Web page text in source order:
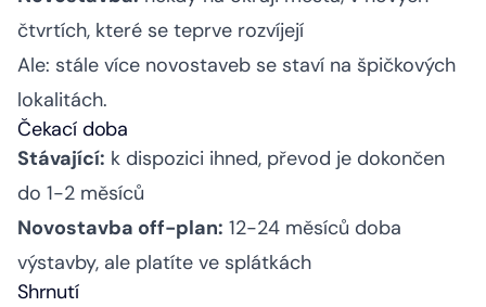
čtvrtích, které se teprve rozvíjejí
Ale: stále více novostaveb se staví na špičkových
lokalitách.
Čekací doba
Stávající: k dispozici ihned, převod je dokončen
do 1-2 měsíců
Novostavba off-plan: 12-24 měsíců doba
výstavby, ale platíte ve splátkách
Shrnutí